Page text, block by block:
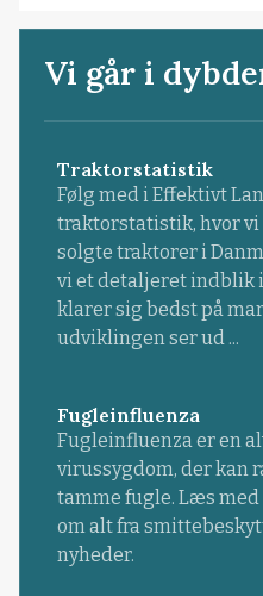
Vi går i
Traktorstatistik
Følg med i Effektivt
traktorstatistik, hvor vi
solgte traktorer i
vi et detaljeret indblik
klarer sig bedst på
udviklingen ser ud ...
Fugleinfluenza
Fugleinfluenza er en
virussygdom, der kan
tamme fugle. Læs
om alt fra
nyheder.